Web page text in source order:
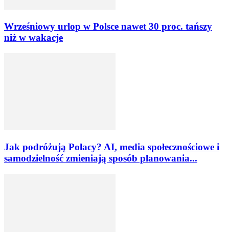
Wrześniowy urlop w Polsce nawet 30 proc. tańszy
niż w wakacje
Jak podróżują Polacy? AI, media społecznościowe i
samodzielność zmieniają sposób planowania...